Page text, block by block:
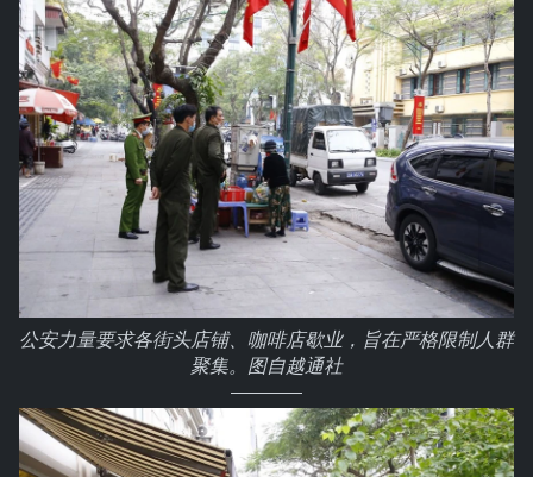
公安力量要求各街头店铺、咖啡店歇业，旨在严格限制人群
聚集。图自越通社